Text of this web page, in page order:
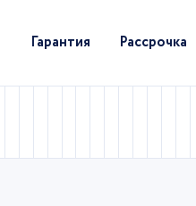
Гарантия Рассрочка